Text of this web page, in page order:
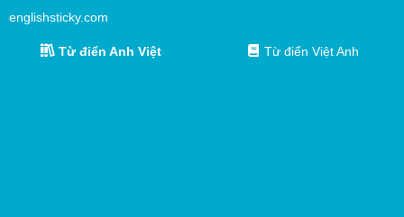
englishsticky.com
Từ điển Anh Việt Từ điển Việt Anh